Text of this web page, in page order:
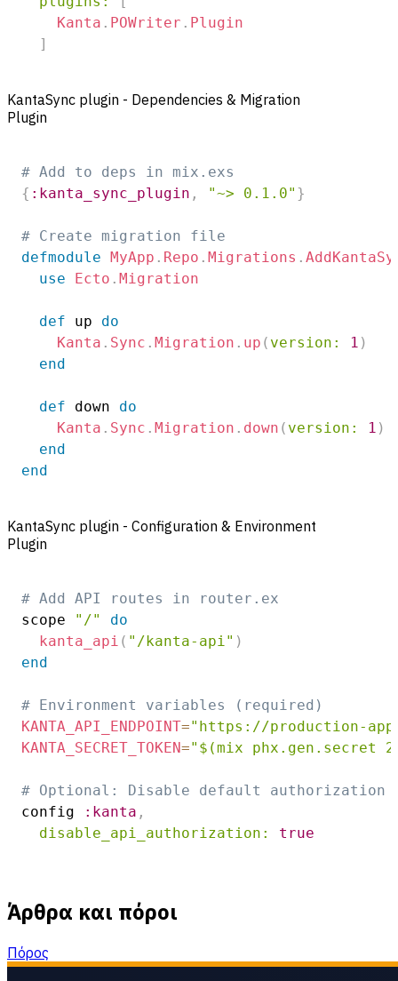
Kanta . POWriter . Plugin
]
KantaSync plugin - Dependencies & Migration
Plugin
# Add to deps in mix.exs
{ :kanta_sync_plugin , "~> 0.1.0" }
# Create migration file
defmodule MyApp . Repo . Migrations .
use
Ecto . Migration
def up do
Kanta . Sync . Migration . up ( version: 1 )
end
def down do
Kanta . Sync . Migration . down ( version: 1 )
end
end
KantaSync plugin - Configuration & Environment
Plugin
# Add API routes in router.ex
scope
"/"
do
kanta_api ( "/kanta-api" )
end
# Environment variables (required)
KANTA_API_ENDPOINT="https://production-
KANTA_SECRET_TOKEN="$(mix phx.gen.secret
# Optional: Disable default authorization
config
:kanta ,
disable_api_authorization:
true
Άρθρα και πόροι
Πόρος